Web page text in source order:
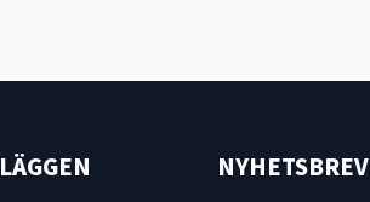
NYHETSBREV